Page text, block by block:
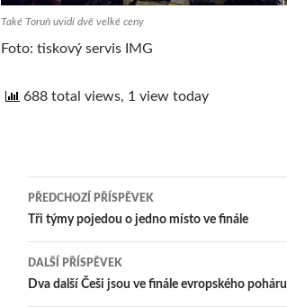
Také Toruň uvidí dvě velké ceny
Foto: tiskový servis IMG
688 total views, 1 view today
Navigace
pro
příspěvek
PŘEDCHOZÍ PŘÍSPĚVEK
Tři týmy pojedou o jedno místo ve finále
DALŠÍ PŘÍSPĚVEK
Dva další Češi jsou ve finále evropského poháru